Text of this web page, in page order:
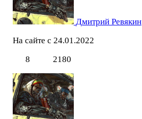
Дмитрий Ревякин
На сайте с 24.01.2022
8
2180